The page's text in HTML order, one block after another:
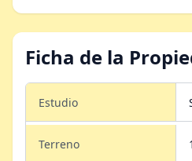
Ficha de la
Estudio
Terreno